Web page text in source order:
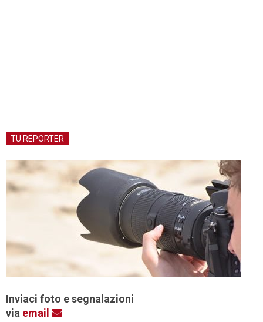
TU REPORTER
Inviaci foto e segnalazioni
via email